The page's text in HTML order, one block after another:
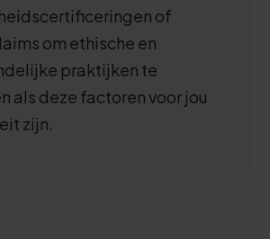
of
om ethische en
praktijken te
als deze factoren voor jou
zijn.